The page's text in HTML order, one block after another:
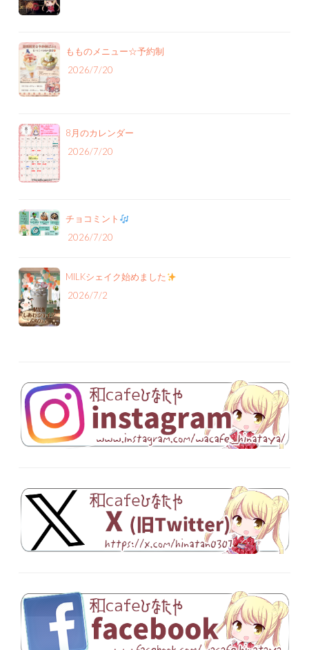
もものメニュー‪☆予約制
2026/7/20
8月のカレンダー
2026/7/20
チョコミント
2026/7/20
MILKシェイク始めました
2026/7/2